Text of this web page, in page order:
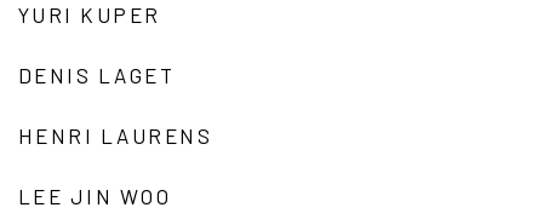
YURI KUPER
DENIS LAGET
HENRI LAURENS
LEE JIN WOO